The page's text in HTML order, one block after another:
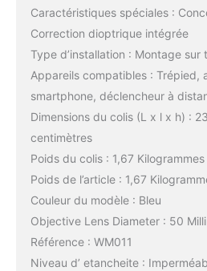
Caractéristiques spéciales :
Correction dioptrique intégrée
Type d’installation : Montage sur
Appareils compatibles : Trépied,
smartphone, déclencheur à
Dimensions du colis (L x l x h) :
centimètres
Poids du colis : 1,67 Kilogrammes
Poids de l’article : 1,67
Couleur du modèle : Bleu
Objective Lens Diameter : 50
Référence : WM011
Niveau d’ etancheite :